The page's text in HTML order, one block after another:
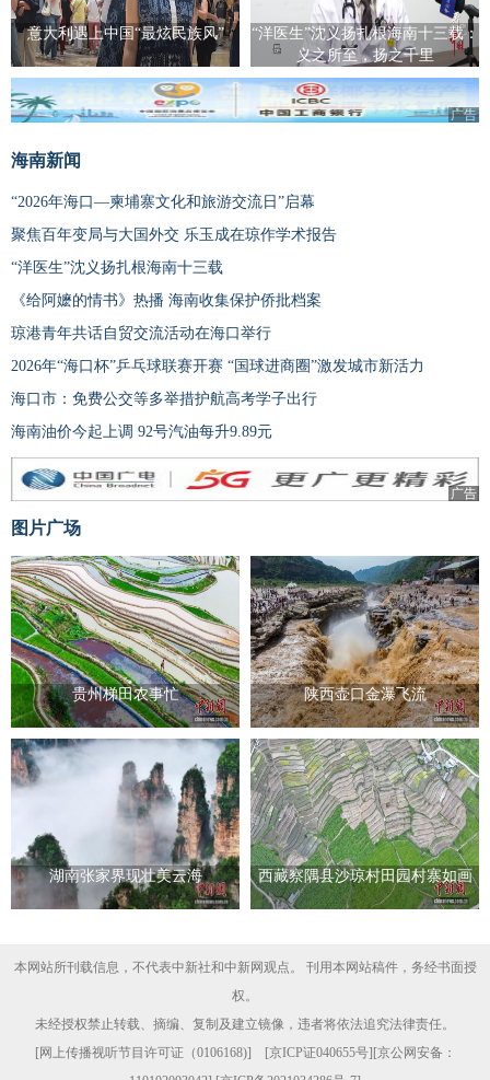
意大利遇上中国“最炫民族风”
“洋医生”沈义扬扎根海南十三载：
义之所至，扬之千里
广告
海南新闻
“2026年海口—柬埔寨文化和旅游交流日”启幕
聚焦百年变局与大国外交 乐玉成在琼作学术报告
“洋医生”沈义扬扎根海南十三载
《给阿嬷的情书》热播 海南收集保护侨批档案
琼港青年共话自贸交流活动在海口举行
2026年“海口杯”乒乓球联赛开赛 “国球进商圈”激发城市新活力
海口市：免费公交等多举措护航高考学子出行
海南油价今起上调 92号汽油每升9.89元
广告
图片广场
贵州梯田农事忙 陕西壶口金瀑飞流
湖南张家界现壮美云海 西藏察隅县沙琼村田园村寨如画
本网站所刊载信息，不代表中新社和中新网观点。 刊用本网站稿件，务经书面授
权。
未经授权禁止转载、摘编、复制及建立镜像，违者将依法追究法律责任。
[网上传播视听节目许可证（0106168)] [京ICP证040655号][京公网安备：